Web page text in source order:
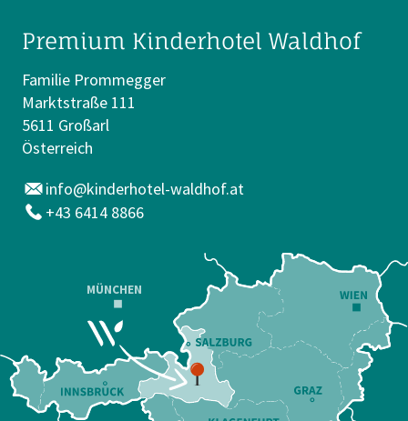
Premium Kinderhotel Waldhof
Familie Prommegger
Marktstraße 111
5611 Großarl
Österreich
info@kinderhotel-waldhof.at
+43 6414 8866
MÜNCHEN